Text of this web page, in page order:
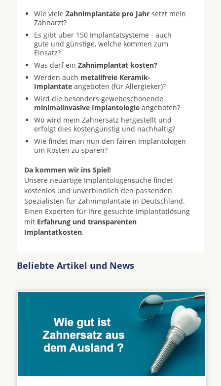
Wie viele Zahnimplantate pro Jahr setzt mein
Zahnarzt?
Es gibt über 150 Implantatsysteme - auch
gute und günstige, welche kommen zum
Einsatz?
Was darf ein Zahnimplantat kosten?
Werden auch metallfreie Keramik-
Implantate angeboten (für Allergieker)?
Wird die besonders gewebeschonende
minimalinvasive Implantologie angeboten?
Wo wird mein Zahnersatz hergestellt und
erfolgt dies kostengünstig und nachhaltig?
Wie findet man nun den fairen Implantologen
um Kosten zu sparen?
Da kommen wir ins Spiel!
Unsere neuartige Implantologensuche findet
kostenlos und unverbindlich den passenden
Spezialisten für Zahnimplantate in Deutschland.
Einen Experten für Ihre gesuchte Implantatlösung
mit Erfahrung und transparenten
Implantatkosten.
Beliebte Artikel und News